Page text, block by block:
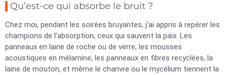
Qu’est-ce qui absorbe le bruit ?
Chez moi, pendant les soirées bruyantes, j’ai appris à repérer les
champions de l’absorption, ceux qui sauvent la paix. Les
panneaux en laine de roche ou de verre, les mousses
acoustiques en mélamine, les panneaux en fibres recyclées, la
laine de mouton, et même le chanvre ou le mycélium tiennent la